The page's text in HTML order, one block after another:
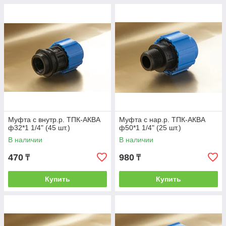
Муфта с внутр.р. ТПК-АКВА
ф32*1 1/4" (45 шт.)
В наличии
470 ₸
Купить
Муфта с нар.р. ТПК-АКВА
ф50*1 1/4" (25 шт.)
В наличии
980 ₸
Купить